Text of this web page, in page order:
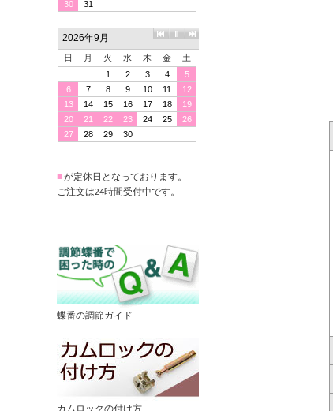
■が定休日となっております。
ご注文は24時間受付中です。
蝶番の調節ガイド
カムロックの付け方